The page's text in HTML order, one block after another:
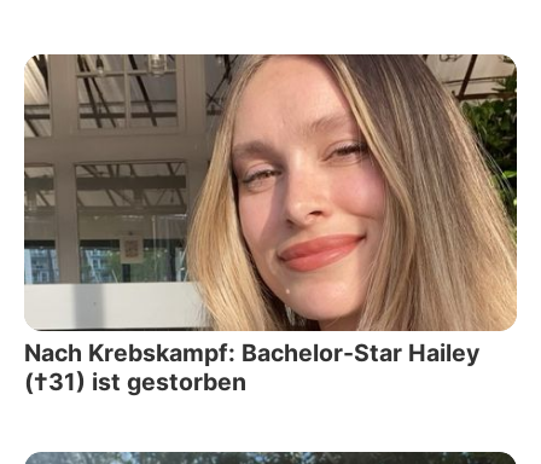
Nach Krebskampf: Bachelor-Star Hailey
(†31) ist gestorben